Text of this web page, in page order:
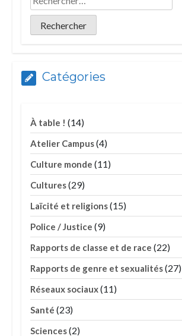
Catégories
À table ! (14)
Atelier Campus(4)
Culture monde (11)
Cultures(29)
Laïcité et religions(15)
Police / Justice (9)
Rapports de classe et de race (22)
Rapports de genre et sexualités(27)
Réseaux sociaux(11)
Santé (23)
Sciences(2)